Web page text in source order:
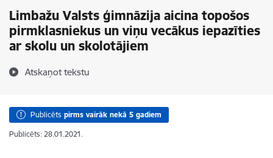
Limbažu Valsts ģimnāzija aicina topošos
pirmklasniekus un viņu vecākus iepazīties
ar skolu un skolotājiem
Atskaņot tekstu
Publicēts pirms vairāk nekā 5 gadiem
Publicēts: 28.01.2021.